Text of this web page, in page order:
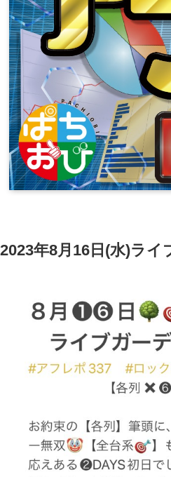
2023年8月16日(水)ライ